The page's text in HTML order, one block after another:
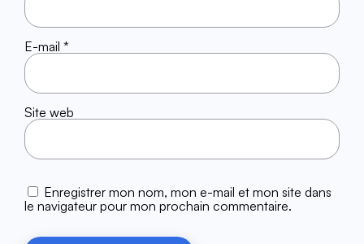
E-mail *
Site web
Enregistrer mon nom, mon e-mail et mon site dans
le navigateur pour mon prochain commentaire.